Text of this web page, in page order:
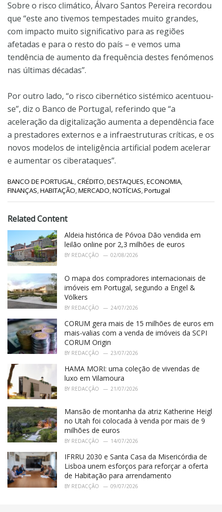
Sobre o risco climático, Álvaro Santos Pereira recordou
que “este ano tivemos tempestades muito grandes,
com impacto muito significativo para as regiões
afetadas e para o resto do país – e vemos uma
tendência de aumento da frequência destes fenómenos
nas últimas décadas”.
Por outro lado, “o risco cibernético sistémico acentuou-
se”, diz o Banco de Portugal, referindo que “a
aceleração da digitalização aumenta a dependência face
a prestadores externos e a infraestruturas críticas, e os
novos modelos de inteligência artificial podem acelerar
e aumentar os ciberataques”.
C
a
g
e
s
BANCO DE PORTUGAL,CRÉDITO,DESTAQUES,ECONOMIA,
FINANÇAS,HABITAÇÃO,MERCADO,NOTÍCIAS,Portugal
Related Content
Aldeia histórica de Póvoa Dão vendida em
leilão online por 2,3 milhões de euros
BY REDACÇÃO 02/08/2026
O mapa dos compradores internacionais de
imóveis em Portugal, segundo a Engel &
Völkers
BY REDACÇÃO 24/07/2026
CORUM gera mais de 15 milhões de euros em
mais-valias com a venda de imóveis da SCPI
CORUM Origin
BY REDACÇÃO 23/07/2026
HAMA MORI: uma coleção de vivendas de
luxo em Vilamoura
BY REDACÇÃO 21/07/2026
Mansão de montanha da atriz Katherine Heigl
no Utah foi colocada à venda por mais de 9
milhões de euros
BY REDACÇÃO 14/07/2026
IFRRU 2030 e Santa Casa da Misericórdia de
Lisboa unem esforços para reforçar a oferta
de Habitação para arrendamento
BY REDACÇÃO 09/07/2026